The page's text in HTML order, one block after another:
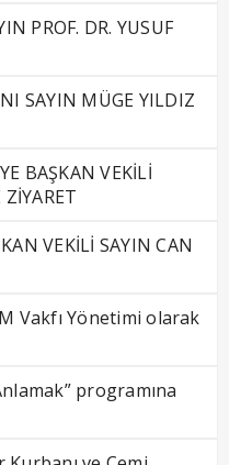
PROF. DR. YUSUF
SAYIN MÜGE YILDIZ
BAŞKAN VEKİLİ
ZİYARET
VEKİLİ SAYIN CAN
Vakfı Yönetimi olarak
programına